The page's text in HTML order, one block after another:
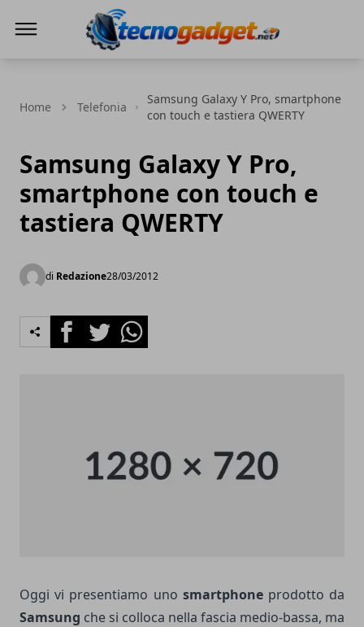
Home Telefonia
Samsung Galaxy Y Pro, smartphone
con touch e tastiera QWERTY
Samsung Galaxy Y Pro,
smartphone con touch e
tastiera QWERTY
di Redazione28/03/2012
FacebookTwitterWhatsapp
Oggi vi presentiamo uno smartphoneprodotto da
Samsung che si colloca nella fascia medio-bassa, ma